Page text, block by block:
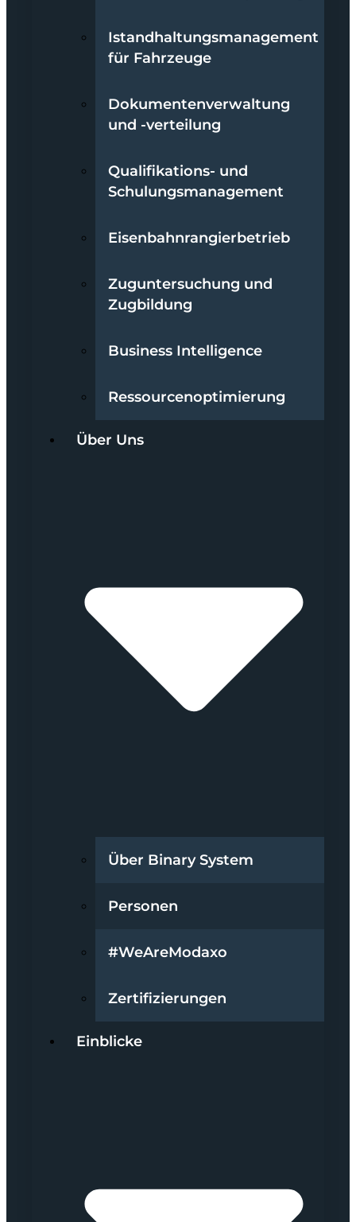
Istandhaltungsmanagement
für Fahrzeuge
Dokumentenverwaltung
und -verteilung
Qualifikations- und
Schulungsmanagement
Eisenbahnrangierbetrieb
Zuguntersuchung und
Zugbildung
Business Intelligence
Ressourcenoptimierung
Über Uns
Über Binary System
Personen
#WeAreModaxo
Zertifizierungen
Einblicke